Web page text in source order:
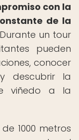
con la
de la
Durante un tour
pueden
conocer
descubrir la
viñedo a la
1000 metros